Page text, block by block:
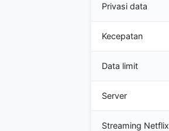
Privasi data
Kecepatan
Data limit
Server
Streaming Netflix